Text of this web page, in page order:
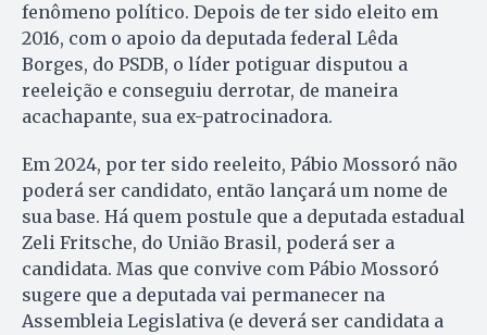
fenômeno político. Depois de ter sido eleito em
2016, com o apoio da deputada federal Lêda
Borges, do PSDB, o líder potiguar disputou a
reeleição e conseguiu derrotar, de maneira
acachapante, sua ex-patrocinadora.
Em 2024, por ter sido reeleito, Pábio Mossoró não
poderá ser candidato, então lançará um nome de
sua base. Há quem postule que a deputada estadual
Zeli Fritsche, do União Brasil, poderá ser a
candidata. Mas que convive com Pábio Mossoró
sugere que a deputada vai permanecer na
Assembleia Legislativa (e deverá ser candidata a